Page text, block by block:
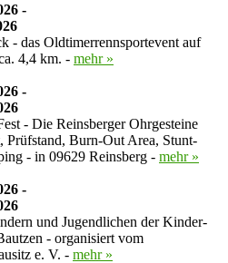
-
- das Oldtimerrennsportevent auf
4,4 km. - mehr »
-
- Die Reinsberger Ohrgesteine
Prüfstand, Burn-Out Area, Stunt-
- in 09629 Reinsberg - mehr »
-
und Jugendlichen der Kinder-
- organisiert vom
e. V. - mehr »